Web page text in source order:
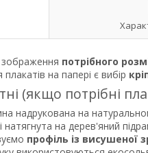
потрібного
плакатів на папері є вибір
(якщо потрібні
надрукована на
натягнута на дерев'яний
профіль із висушеної